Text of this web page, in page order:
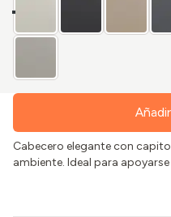
Cabecero elegante con
ambiente. Ideal para